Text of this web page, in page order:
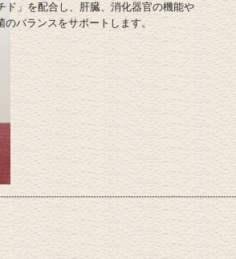
ド」を配合し、肝臓、消化器官の機能や
のバランスをサポートします。